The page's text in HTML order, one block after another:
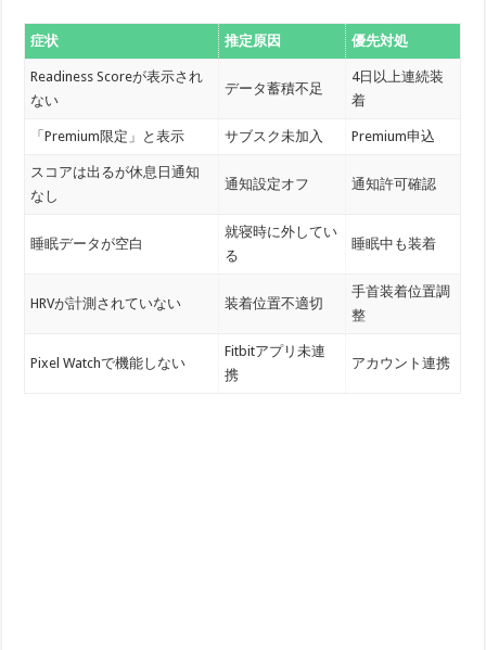
症状 推定原因 優先対処
Readiness Scoreが表示され
ない
データ蓄積不足
4日以上連続装
着
「Premium限定」と表示 サブスク未加入 Premium申込
スコアは出るが休息日通知
なし
通知設定オフ 通知許可確認
睡眠データが空白
就寝時に外してい
る
睡眠中も装着
HRVが計測されていない 装着位置不適切
手首装着位置調
整
Pixel Watchで機能しない
Fitbitアプリ未連
携
アカウント連携